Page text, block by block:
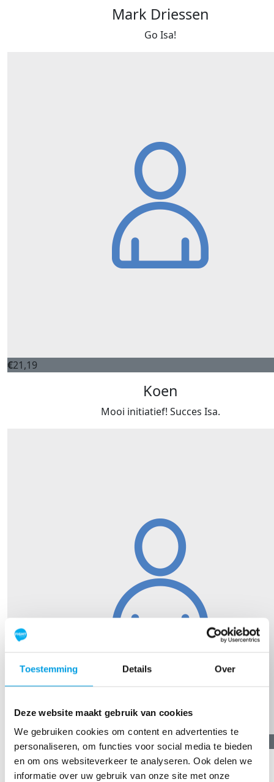
Toestemming Details Over
Deze website maakt gebruik van cookies
We gebruiken cookies om content en advertenties te
personaliseren, om functies voor social media te bieden
en om ons websiteverkeer te analyseren. Ook delen we
informatie over uw gebruik van onze site met onze
Mark Driessen
Go Isa!
€21,19
Koen
Mooi initiatief! Succes Isa.
21,19
Ton Guiking